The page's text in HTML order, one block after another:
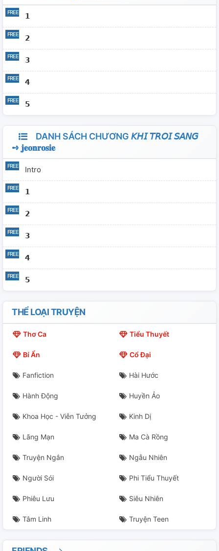
𝟭
𝟮
𝟯
𝟰
𝟱
DANH SÁCH CHƯƠNG 𝘒𝘏𝘐 𝘛𝘙𝘖𝘐 𝘚𝘈𝘕𝘎
➺ 𝐣𝐞𝐨𝐧𝐫𝐨𝐬𝐢𝐞
Intro
𝟭
𝟮
𝟯
𝟰
𝟱
THỂ LOẠI TRUYỆN
Thơ Ca Tiểu Thuyết
Bí Ẩn Cổ Đại
Fanfiction Hài Hước
Hành Động Huyền Ảo
Khoa Học - Viễn Tưởng Kinh Dị
Lãng Mạn Ma Cà Rồng
Truyện Ngắn Ngẫu Nhiên
Người Sói Phi Tiểu Thuyết
Phiêu Lưu Siêu Nhiên
Tâm Linh Truyện Teen